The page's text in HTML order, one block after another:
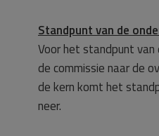
Standpunt van de
Voor het standpunt
de commissie naar de
de kern komt het
neer.